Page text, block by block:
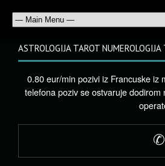
ASTROLOGIJA TAROT NUMEROLOGIJA
0.80 eur/min pozivi iz Francuske iz
telefona poziv se ostvaruje
✆